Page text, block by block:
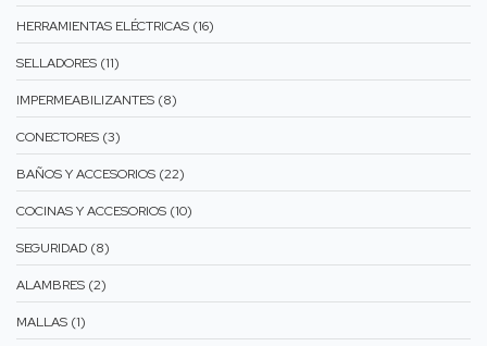
HERRAMIENTAS ELÉCTRICAS (16)
SELLADORES (11)
IMPERMEABILIZANTES (8)
CONECTORES (3)
BAÑOS Y ACCESORIOS (22)
COCINAS Y ACCESORIOS (10)
SEGURIDAD (8)
ALAMBRES (2)
MALLAS (1)